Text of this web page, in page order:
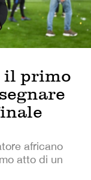
il primo
africano
atto di un